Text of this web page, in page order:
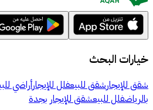
خيارات البحث
شقق للإيجارشقق للبيعفلل للإيجارأراضي
بالرياضفلل للبيعشقق للإيجار بجدة